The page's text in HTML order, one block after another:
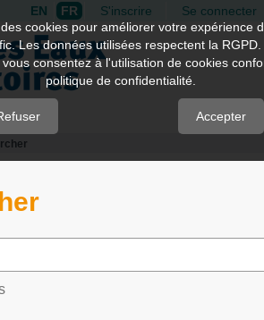
EN FR S'inscrire Se connecter
cookies pour améliorer votre expérience
Les données utilisées respectent la
consentez à l'utilisation de cookies
politique de confidentialité.
Accepter